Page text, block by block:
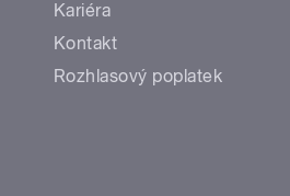
Kariéra
Kontakt
Rozhlasový poplatek